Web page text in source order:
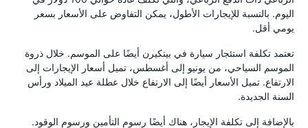
اليوم. بالنسبة للإيجارات الأطول، يمكن التفاوض على الأسعار بسعر
يومي أقل.
تعتمد تكلفة استئجار سيارة في بيتكيرن أيضًا على الموسم. خلال ذروة
الموسم السياحي، من يونيو إلى أغسطس، تميل أسعار الإيجارات إلى
الارتفاع. تميل الأسعار أيضًا إلى الارتفاع خلال عطلة عيد الميلاد ورأس
السنة الجديدة.
بالإضافة إلى تكلفة الإيجار، هناك أيضًا رسوم التأمين ورسوم الوقود.